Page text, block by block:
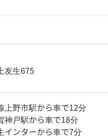
友生675
上野市駅から車で12分
神戸駅から車で18分
ンターから車で7分